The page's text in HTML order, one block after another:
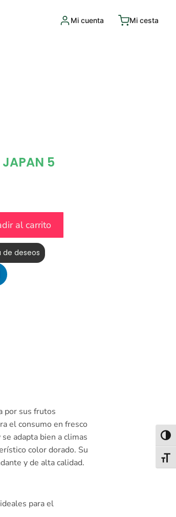
Mi cuenta Mi cesta
JAPAN 5
al carrito
de deseos
por sus frutos
el consumo en fresco
adapta bien a climas
color dorado. Su
y de alta calidad.
para el